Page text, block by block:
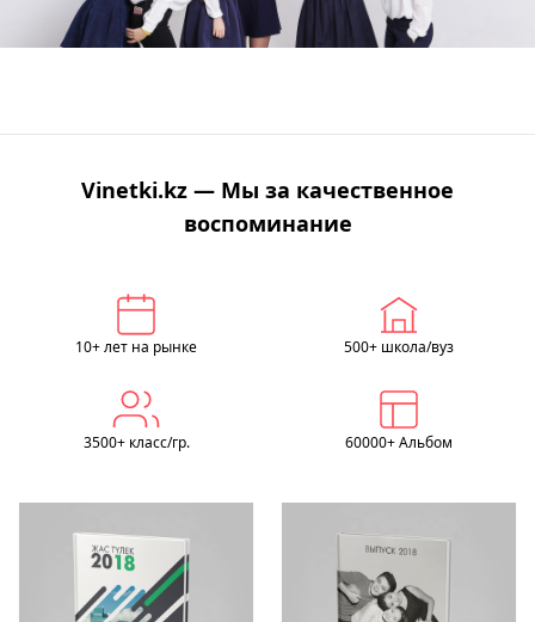
Vinetki.kz — Мы за качественное
воспоминание
10+ лет на рынке 500+ школа/вуз
3500+ класс/гр. 60000+ Альбом